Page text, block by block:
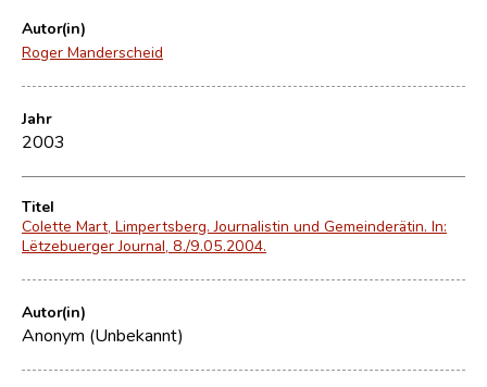
Autor(in)
Roger Manderscheid
Jahr
2003
Titel
Colette Mart, Limpertsberg. Journalistin und Gemeinderätin. In:
Lëtzebuerger Journal, 8./9.05.2004.
Autor(in)
Anonym (Unbekannt)